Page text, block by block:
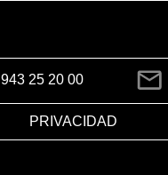
943 25 20 00
PRIVACIDAD